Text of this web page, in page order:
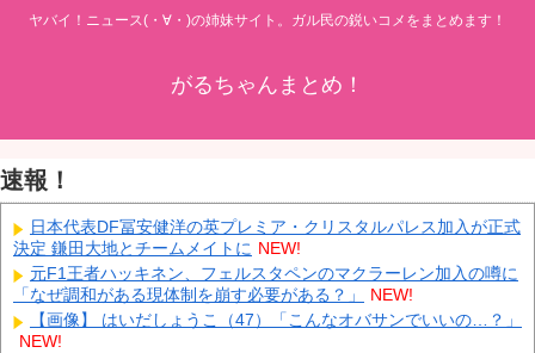
ヤバイ！ニュース(・∀・)の姉妹サイト。ガル民の鋭いコメをまとめます！
がるちゃんまとめ！
速報！
日本代表DF冨安健洋の英プレミア・クリスタルパレス加入が正式
決定 鎌田大地とチームメイトに NEW!
元F1王者ハッキネン、フェルスタペンのマクラーレン加入の噂に
「なぜ調和がある現体制を崩す必要がある？」
NEW!
【画像】 はいだしょうこ（47）「こんなオバサンでいいの…？」
NEW!